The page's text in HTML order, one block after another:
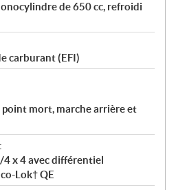
de 650 cc, refroidi
carburant (EFI)
point mort, marche arrière et
4 x 4 avec différentiel
Lok† QE